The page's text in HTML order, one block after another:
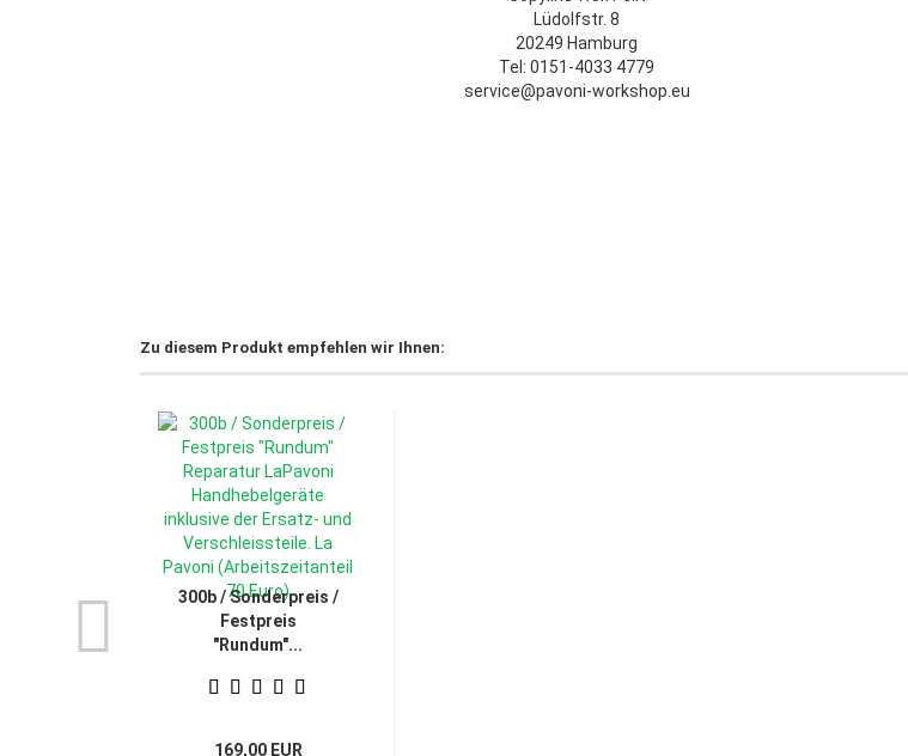
Lüdolfstr. 8
20249 Hamburg
Tel: 0151-4033 4779
service@pavoni-workshop.eu
Zu diesem Produkt empfehlen wir Ihnen:
300b / Sonderpreis /
Festpreis
"Rundum"...
169,00 EUR